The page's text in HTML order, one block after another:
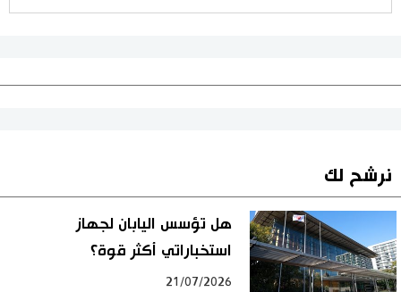
نرشح لك
هل تؤسس اليابان لجهاز
استخباراتي أكثر قوة؟
21/07/2026